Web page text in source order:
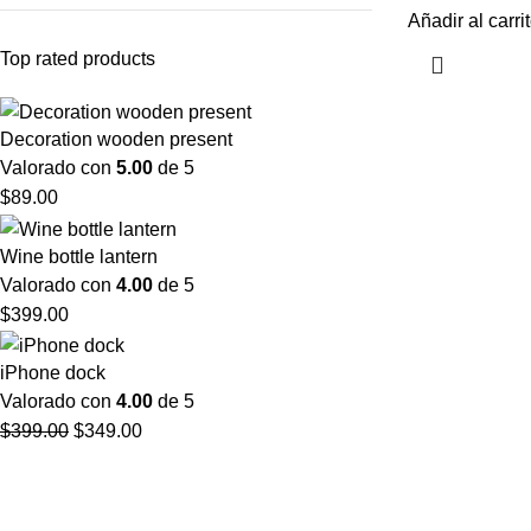
Top rated products
Decoration wooden present
Valorado con 5.00 de 5
$89.00
Wine bottle lantern
Valorado con 4.00 de 5
$399.00
iPhone dock
Valorado con 4.00 de 5
$399.00 $349.00
Añadir al